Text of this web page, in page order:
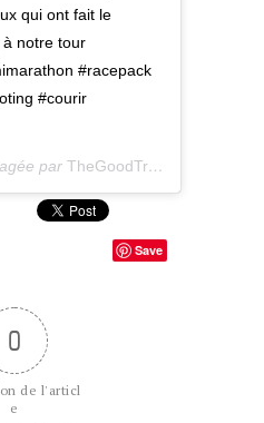
qui ont fait le
notre tour
#racepack
#courir
par TheGoodTroll
Save
0
de l'articl
e